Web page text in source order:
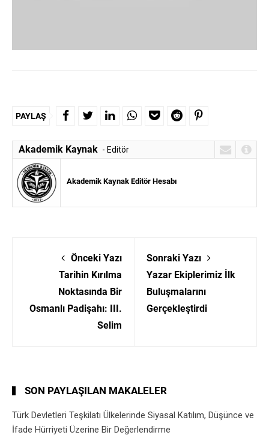
PAYLAŞ
Akademik Kaynak - Editör
Akademik Kaynak Editör Hesabı
Önceki Yazı
Tarihin Kırılma
Noktasında Bir
Osmanlı Padişahı: III.
Selim
Sonraki Yazı
Yazar Ekiplerimiz İlk
Buluşmalarını
Gerçekleştirdi
SON PAYLAŞILAN MAKALELER
Türk Devletleri Teşkilatı Ülkelerinde Siyasal Katılım, Düşünce ve
İfade Hürriyeti Üzerine Bir Değerlendirme